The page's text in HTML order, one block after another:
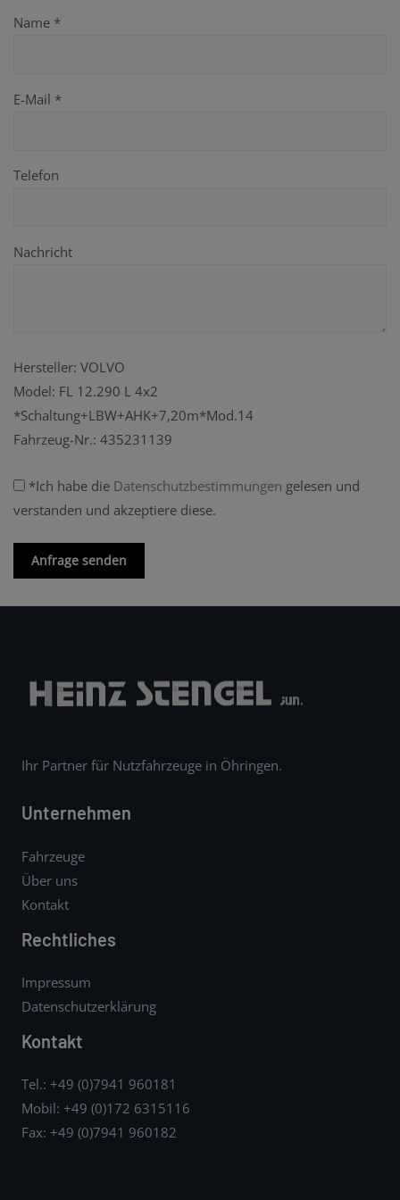
Name *
E-Mail *
Telefon
Nachricht
Hersteller: VOLVO
Model: FL 12.290 L 4x2
*Schaltung+LBW+AHK+7,20m*Mod.14
Fahrzeug-Nr.: 435231139
*Ich habe die Datenschutzbestimmungen gelesen und
verstanden und akzeptiere diese.
Anfrage senden
Ihr Partner für Nutzfahrzeuge in Öhringen.
Unternehmen
Fahrzeuge
Über uns
Kontakt
Rechtliches
Impressum
Datenschutzerklärung
Kontakt
Tel.: +49 (0)7941 960181
Mobil: +49 (0)172 6315116
Fax: +49 (0)7941 960182